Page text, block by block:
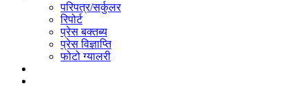
परिपत्र/सर्कुलर
रिपोर्ट
प्रेस बक्तब्य
प्रेस विज्ञाप्ति
फोटो ग्यालरी